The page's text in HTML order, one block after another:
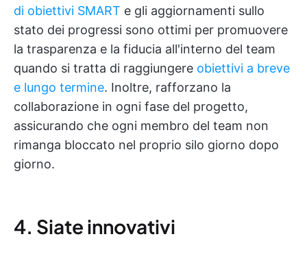
di obiettivi SMART e gli aggiornamenti sullo
stato dei progressi sono ottimi per promuovere
la trasparenza e la fiducia all'interno del team
quando si tratta di raggiungere obiettivi a breve
e lungo termine. Inoltre, rafforzano la
collaborazione in ogni fase del progetto,
assicurando che ogni membro del team non
rimanga bloccato nel proprio silo giorno dopo
giorno.
4. Siate innovativi